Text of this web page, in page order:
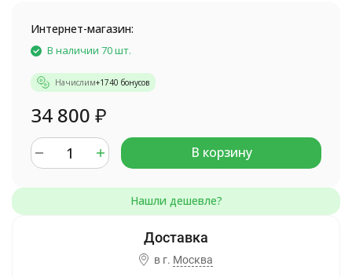
Интернет-магазин:
В наличии 70 шт.
Начислим+1740 бонусов
34 800 ₽
В корзину
в г. Москва